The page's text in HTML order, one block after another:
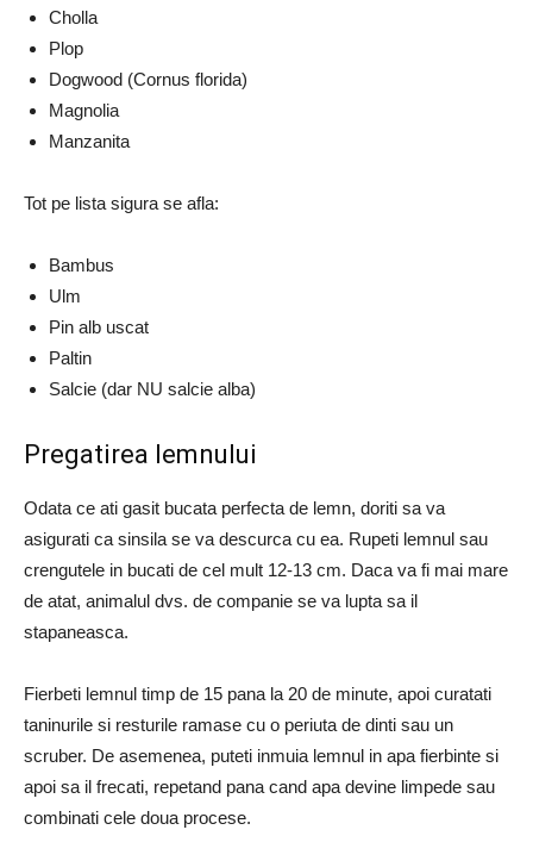
Cholla
Plop
Dogwood (Cornus florida)
Magnolia
Manzanita
Tot pe lista sigura se afla:
Bambus
Ulm
Pin alb uscat
Paltin
Salcie (dar NU salcie alba)
Pregatirea lemnului
Odata ce ati gasit bucata perfecta de lemn, doriti sa va
asigurati ca sinsila se va descurca cu ea. Rupeti lemnul sau
crengutele in bucati de cel mult 12-13 cm. Daca va fi mai mare
de atat, animalul dvs. de companie se va lupta sa il
stapaneasca.
Fierbeti lemnul timp de 15 pana la 20 de minute, apoi curatati
taninurile si resturile ramase cu o periuta de dinti sau un
scruber. De asemenea, puteti inmuia lemnul in apa fierbinte si
apoi sa il frecati, repetand pana cand apa devine limpede sau
combinati cele doua procese.